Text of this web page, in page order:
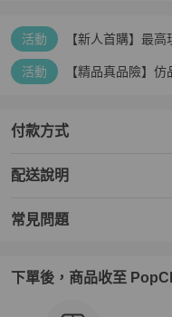
4.如為親送商品請當場確認
視同放棄消保法規定之網購
活動 【新人首購】最
活動 【精品真品險】
付款方式
配送說明
常見問題
下單後，商品收至